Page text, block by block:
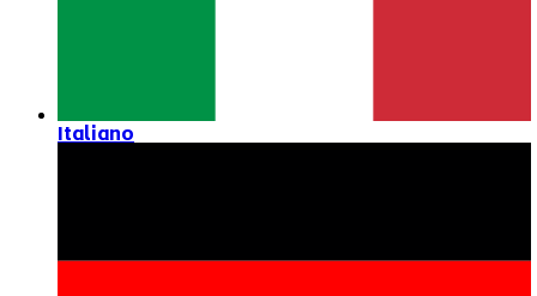
Italiano